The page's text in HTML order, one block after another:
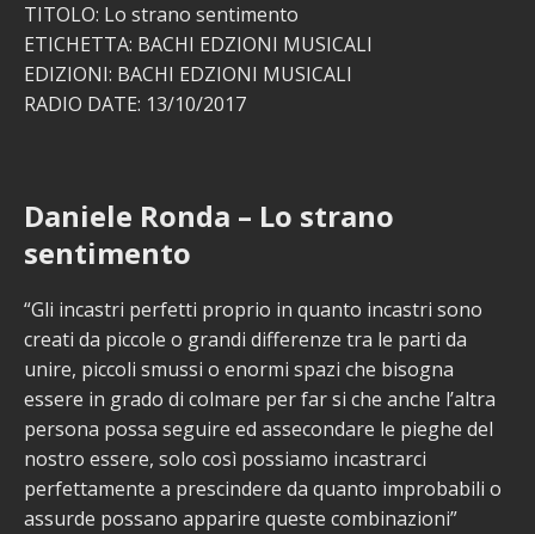
TITOLO: Lo strano sentimento
ETICHETTA: BACHI EDZIONI MUSICALI
EDIZIONI: BACHI EDZIONI MUSICALI
RADIO DATE: 13/10/2017
Daniele Ronda – Lo strano
sentimento
“Gli incastri perfetti proprio in quanto incastri sono
creati da piccole o grandi differenze tra le parti da
unire, piccoli smussi o enormi spazi che bisogna
essere in grado di colmare per far si che anche l’altra
persona possa seguire ed assecondare le pieghe del
nostro essere, solo così possiamo incastrarci
perfettamente a prescindere da quanto improbabili o
assurde possano apparire queste combinazioni”